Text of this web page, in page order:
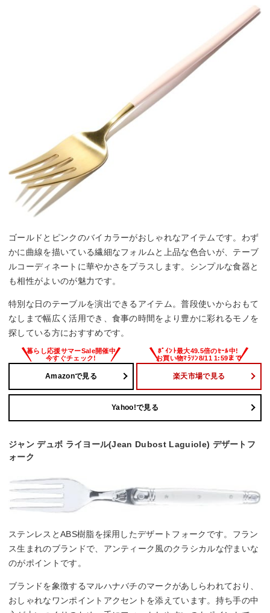
ゴールドとピンクのバイカラーがおしゃれなアイテムです。わず
かに曲線を描いている繊細なフォルムと上品な色合いが、テーブ
ルコーディネートに華やかさをプラスします。シンプルな食器と
も相性がよいのが魅力です。
特別な日のテーブルを演出できるアイテム。普段使いからおもて
なしまで幅広く活用でき、食事の時間をより豊かに彩れるモノを
探している方におすすめです。
Amazonで見る 楽天市場で見る
Yahoo!で見る
ジャン デュボ ライヨール(Jean Dubost Laguiole) デザートフ
ォーク
ステンレスとABS樹脂を採用したデザートフォークです。フラン
ス生まれのブランドで、アンティーク風のクラシカルな佇まいな
のがポイントです。
ブランドを象徴するマルハナバチのマークがあしらわれており、
おしゃれなワンポイントアクセントを添えています。持ち手の中